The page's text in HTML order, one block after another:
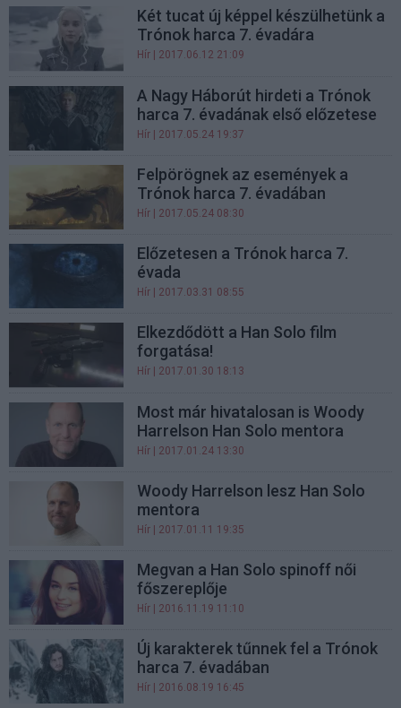
Két tucat új képpel készülhetünk a
Trónok harca 7. évadára
Hír | 2017.06.12 21:09
A Nagy Háborút hirdeti a Trónok
harca 7. évadának első előzetese
Hír | 2017.05.24 19:37
Felpörögnek az események a
Trónok harca 7. évadában
Hír | 2017.05.24 08:30
Előzetesen a Trónok harca 7.
évada
Hír | 2017.03.31 08:55
Elkezdődött a Han Solo film
forgatása!
Hír | 2017.01.30 18:13
Most már hivatalosan is Woody
Harrelson Han Solo mentora
Hír | 2017.01.24 13:30
Woody Harrelson lesz Han Solo
mentora
Hír | 2017.01.11 19:35
Megvan a Han Solo spinoff női
főszereplője
Hír | 2016.11.19 11:10
Új karakterek tűnnek fel a Trónok
harca 7. évadában
Hír | 2016.08.19 16:45